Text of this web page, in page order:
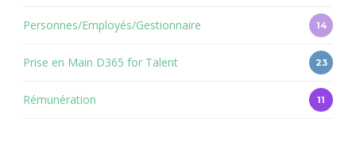
Personnes/Employés/Gestionnaire 14
Prise en Main D365 for Talent 23
Rémunération 11